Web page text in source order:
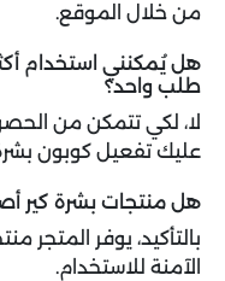
من خلال الموقع.
هل يُمكنني استخدام
طلب واحد؟
لا، لكي تتمكن من
عليك تفعيل كوبون
هل منتجات بشرة كير
بالتأكيد، يوفر المتجر
الآمنة للاستخدام.